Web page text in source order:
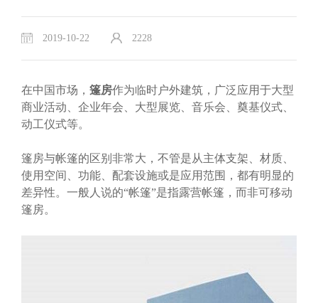
2019-10-22 2228
在中国市场， 篷房作为临时户外建筑，广泛应用于大型
商业活动、企业年会、大型展览、音乐会、奠基仪式、
动工仪式等。
篷房与帐篷的区别非常大，不管是从主体支架、材质、
使用空间、功能、配套设施或是应用范围，都有明显的
差异性。一般人说的“帐篷”是指露营帐篷，而非可移动
篷房。